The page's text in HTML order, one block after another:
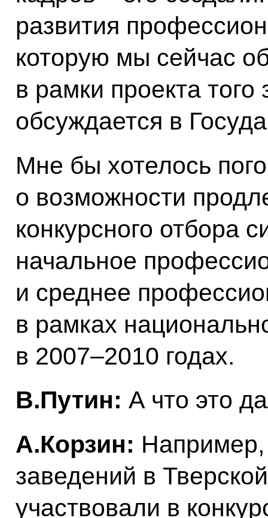
развития
которую мы сейчас
в рамки проекта
обсуждается в
Мне бы хотелось
о возможности
конкурсного
начальное
и среднее
в рамках
в 2007–2010 годах.
В.Путин: А что это
А.Корзин:
заведений в
участвовали в